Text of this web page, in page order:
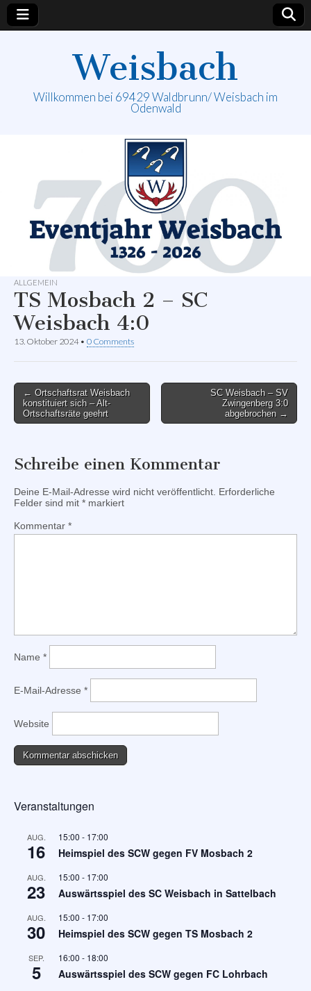
Weisbach
Willkommen bei 69429 Waldbrunn/ Weisbach im
Odenwald
ALLGEMEIN
TS Mosbach 2 – SC
Weisbach 4:0
13. Oktober 2024• 0 Comments
Post
navigation
← Ortschaftsrat Weisbach
konstituiert sich – Alt-
Ortschaftsräte geehrt
SC Weisbach – SV
Zwingenberg 3:0
abgebrochen →
Schreibe einen Kommentar
Deine E-Mail-Adresse wird nicht veröffentlicht. Erforderliche
Felder sind mit * markiert
Kommentar *
Name *
E-Mail-Adresse *
Website
Veranstaltungen
AUG.
16
15:00 - 17:00
Heimspiel des SCW gegen FV Mosbach 2
AUG.
23
15:00 - 17:00
Auswärtsspiel des SC Weisbach in Sattelbach
AUG.
30
15:00 - 17:00
Heimspiel des SCW gegen TS Mosbach 2
SEP.
5
16:00 - 18:00
Auswärtsspiel des SCW gegen FC Lohrbach